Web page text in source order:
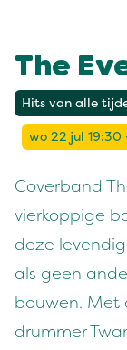
The
Hits van alle
wo 22 jul 19:30
Coverband
vierkoppige
deze
als geen
bouwen. Met
drummer